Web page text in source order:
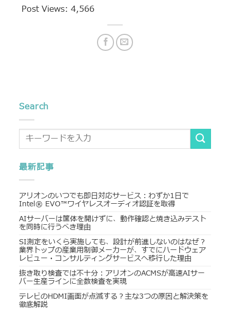
Post Views:4,566
Search
最新記事
アリオンのいつでも即日対応サービス：わずか1日で
Intel® EVO™ワイヤレスオーディオ認証を取得
AIサーバーは筐体を開けずに、動作確認と焼き込みテスト
を同時に行うべき理由
SI測定をいくら実施しても、設計が前進しないのはなぜ？
業界トップの産業用制御メーカーが、すでにハードウェア
レビュー・コンサルティングサービスへ移行した理由
抜き取り検査では不十分：アリオンのACMSが高速AIサー
バー生産ラインに全数検査を実現
テレビのHDMI画面が点滅する？主な3つの原因と解決策を
徹底解説